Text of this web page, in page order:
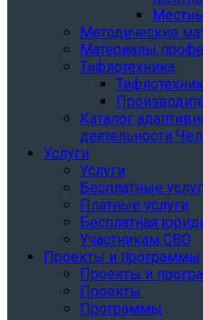
Методические
Материалы
Тифлотехника
Каталог
деятельности
Услуги
Услуги
Бесплатные
Платные услуги
Бесплатная
Участникам СВО
Проекты и программы
Проекты и
Проекты
Программы